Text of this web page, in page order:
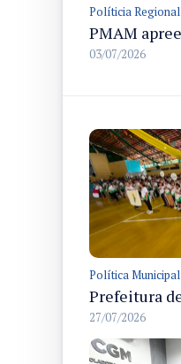
Políticia Regional
03/07/2026
Política Municipal
27/07/2026